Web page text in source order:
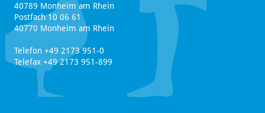
40789 Monheim am Rhein
Postfach 10 06 61
40770 Monheim am Rhein
Telefon +49 2173 951-0
Telefax +49 2173 951-899